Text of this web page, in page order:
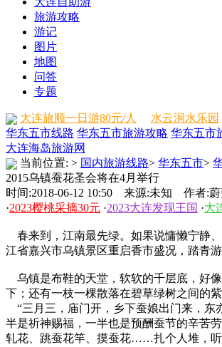
旅游攻略
游记
图片
地图
问答
专题
大连旅顺一日游80元/人 水云涧水乐园
华东五市线路 华东五市旅游攻略 华东五市
大连海岛旅游网
当前位置: > 国内旅游线路> 华东五市>
2015乌镇蚕花圣会将在4月举行
时间:2018-06-12 10:50 来源:未知 作者:
·2023樱桃采摘30元 ·2023大连发现王国 ·大
春来到，江南最先绿。如果说慵懒宁静
江省嘉兴市乌镇景区重启香市盛况，踏青
乌镇是布鞋的天堂，软软的千层底，好
下；还有一枝一棵散落在碧草绿树之间的
“三月三，庙门开，乡下蚕娘出门来，东
半是祈神赐福，一半也是预酬蚕节的辛苦
轧花、跳蚕花竿、摸蚕花……扎个人堆，听